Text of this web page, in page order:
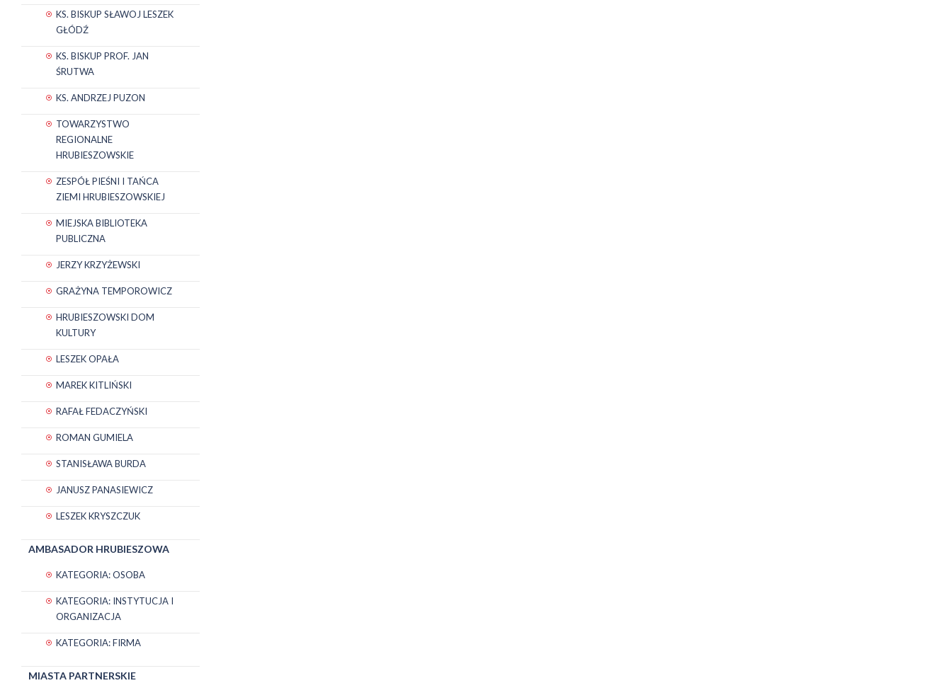
KS. BISKUP SŁAWOJ LESZEK
GŁÓDŹ
KS. BISKUP PROF. JAN
ŚRUTWA
KS. ANDRZEJ PUZON
TOWARZYSTWO
REGIONALNE
HRUBIESZOWSKIE
ZESPÓŁ PIEŚNI I TAŃCA
ZIEMI HRUBIESZOWSKIEJ
MIEJSKA BIBLIOTEKA
PUBLICZNA
JERZY KRZYŻEWSKI
GRAŻYNA TEMPOROWICZ
HRUBIESZOWSKI DOM
KULTURY
LESZEK OPAŁA
MAREK KITLIŃSKI
RAFAŁ FEDACZYŃSKI
ROMAN GUMIELA
STANISŁAWA BURDA
JANUSZ PANASIEWICZ
LESZEK KRYSZCZUK
AMBASADOR HRUBIESZOWA
KATEGORIA: OSOBA
KATEGORIA: INSTYTUCJA I
ORGANIZACJA
KATEGORIA: FIRMA
MIASTA PARTNERSKIE